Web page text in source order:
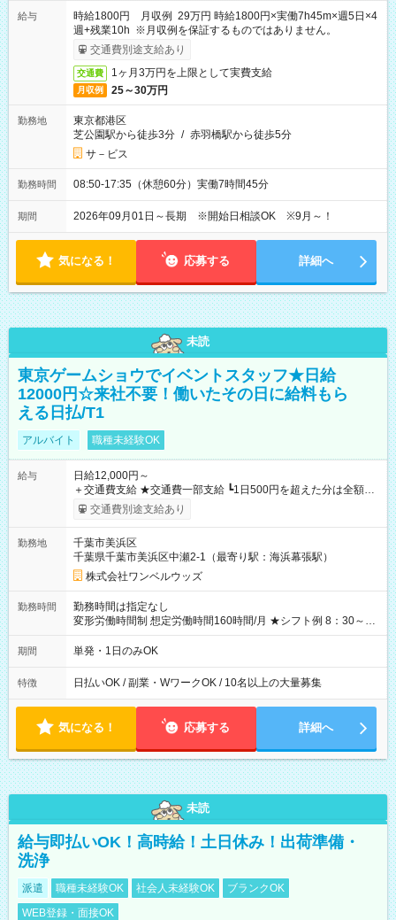
給与
時給1800円 月収例 29万円 時給1800円×実働7h45m×週5日×4
週+残業10h ※月収例を保証するものではありません。
交通費別途支給あり
交通費 1ヶ月3万円を上限として実費支給
月収例 25～30万円
勤務地
東京都港区
芝公園駅から徒歩3分 / 赤羽橋駅から徒歩5分
サ－ビス
勤務時間 08:50-17:35（休憩60分）実働7時間45分
期間 2026年09月01日～長期 ※開始日相談OK ※9月～！
気になる！ 応募する 詳細へ
未読
東京ゲームショウでイベントスタッフ★日給
12000円☆来社不要！働いたその日に給料もら
える日払/T1
アルバイト 職種未経験OK
給与
日給12,000円～
＋交通費支給 ★交通費一部支給 ┗1日500円を超えた分は全額支
給！ ※往復500円以内の方は自己負担となります ★日払いOK！
（規定あり） ┗働いたその日に現金GET♪ お仕事後はコンビニ
なし
交通費別途支給あり
勤務地
千葉市美浜区
千葉県千葉市美浜区中瀬2-1（最寄り駅：海浜幕張駅）
株式会社ワンベルウッズ
勤務時間
勤務時間は指定なし
変形労働時間制 想定労働時間160時間/月 ★シフト例 8：30～
19：00
期間 単発・1日のみOK
特徴 日払いOK / 副業・WワークOK / 10名以上の大量募集
気になる！ 応募する 詳細へ
未読
給与即払いOK！高時給！土日休み！出荷準備・
洗浄
派遣 職種未経験OK 社会人未経験OK
ブランクOK
WEB登録・面接OK